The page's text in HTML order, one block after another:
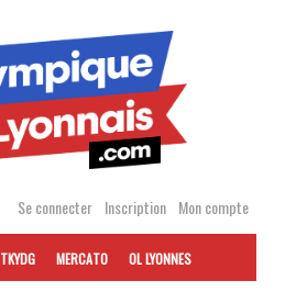
Se connecter Inscription Mon compte
TKYDG MERCATO OL LYONNES